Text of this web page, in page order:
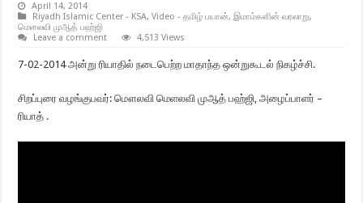
April 14, 2014
Riyadh Islamic Center - KSA,Video - தமிழ் பயான்,இமாம்களின் வரலாறு,
மெளலவி முஆத் பஹ்ஜி
Leave a comment
4,513 Views
7-02-2014 அன்று ரியாதில் நடைபெற்ற மாதாந்த ஒன்றுகூடல் நிகழ்ச்சி.
சிறப்புரை வழங்குபவர்: மௌலவி மெளலவி முஆத் பஹ்ஜி, அழைப்பாளர் –
ரியாத் .